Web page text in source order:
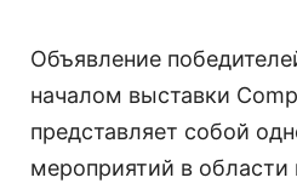
Объявление
началом выставки
представляет собой
мероприятий в